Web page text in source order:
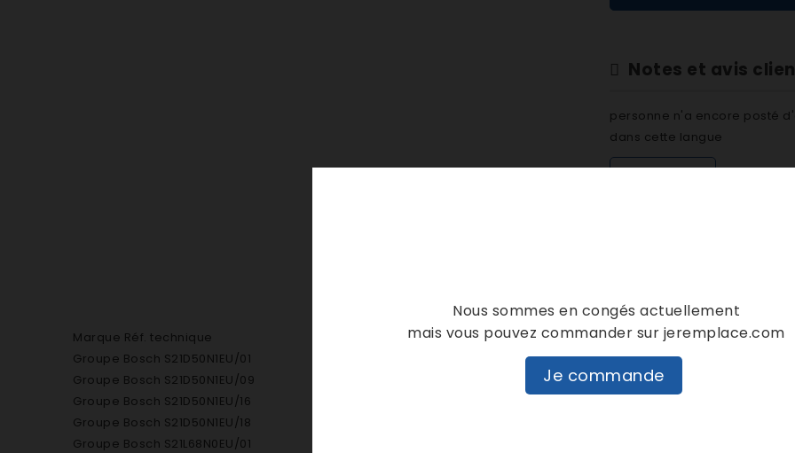
Notes et avis
personne n'a encore posté
dans cette langue
Marque Réf. technique
Groupe Bosch S21D50N1EU/01
Groupe Bosch S21D50N1EU/09
Groupe Bosch S21D50N1EU/16
Groupe Bosch S21D50N1EU/18
Groupe Bosch S21L68N0EU/01
Nous sommes en congés actuellement
mais vous pouvez commander sur jeremplace.com
Je commande